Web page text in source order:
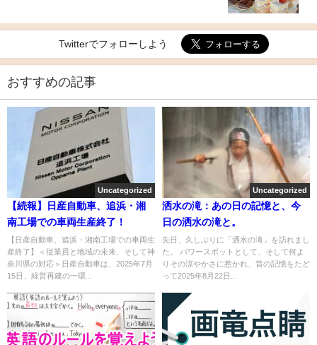
Twitterでフォローしよう
おすすめの記事
Uncategorized
【続報】日産自動車、追浜・湘
南工場での車両生産終了！
【日産自動車、追浜・湘南工場での車両生
産終了】＜従業員と地域の未来、そして神
奈川県の対応＞日産自動車は、2025年7月
15日、経営再建の一環...
Uncategorized
洒水の滝：あの日の記憶と、今
日の洒水の滝と。
先日、久しぶりに「洒水の滝」を訪れまし
た。 パワースポットとして、そして何よ
りその涼やかさに惹かれ、昔の記憶をたど
って2025年8月22日...